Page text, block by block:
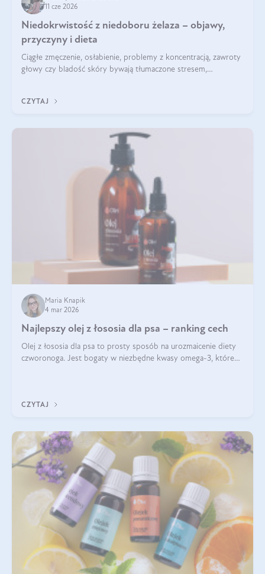
11 cze 2026
Niedokrwistość z niedoboru żelaza – objawy,
przyczyny i dieta
Ciągłe zmęczenie, osłabienie, problemy z koncentracją, zawroty
głowy czy bladość skóry bywają tłumaczone stresem,
CZYTAJ
Maria Knapik
4 mar 2026
Najlepszy olej z łososia dla psa – ranking cech
Olej z łososia dla psa to prosty sposób na urozmaicenie diety
czworonoga. Jest bogaty w niezbędne kwasy omega-3, które
CZYTAJ